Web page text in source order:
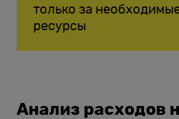
только за
ресурсы
Анализ расходов